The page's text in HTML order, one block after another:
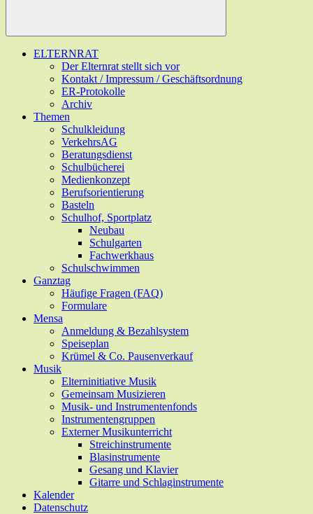
ELTERNRAT
Der Elternrat stellt sich vor
Kontakt / Impressum / Geschäftsordnung
ER-Protokolle
Archiv
Themen
Schulkleidung
VerkehrsAG
Beratungsdienst
Schulbücherei
Medienkonzept
Berufsorientierung
Basteln
Schulhof, Sportplatz
Neubau
Schulgarten
Fachwerkhaus
Schulschwimmen
Ganztag
Häufige Fragen (FAQ)
Formulare
Mensa
Anmeldung & Bezahlsystem
Speiseplan
Krümel & Co. Pausenverkauf
Musik
Elterninitiative Musik
Gemeinsam Musizieren
Musik- und Instrumentenfonds
Instrumentengruppen
Externer Musikunterricht
Streichinstrumente
Blasinstrumente
Gesang und Klavier
Gitarre und Schlaginstrumente
Kalender
Datenschutz